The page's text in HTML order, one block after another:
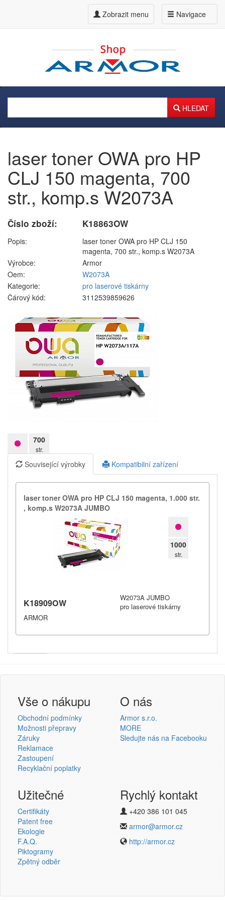
Navigace
Zobrazit menu
HLEDAT
laser toner OWA pro HP
CLJ 150 magenta, 700
str., komp.s W2073A
Číslo zboží: K18863OW
Popis:
laser toner OWA pro HP CLJ 150
magenta, 700 str., komp.s W2073A
Výrobce:
Armor
Oem:
W2073A
Kategorie:
pro laserové tiskárny
Čárový kód:
3112539859626
700
str.
Související výrobky Kompatibilní zařízení
laser toner OWA pro HP CLJ 150 magenta,​ 1.​000 str.​
,​ komp.​s W2073A JUMBO
1000
str.
K18909OW
ARMOR
W2073A JUMBO
pro laserové tiskárny
Přihlásit se
Nová registrace
Termotransferové pásky
v novém e-shopu
Vše o nákupu
Obchodní podmínky
Možnosti přepravy
Záruky
Reklamace
Zastoupení
Recyklační poplatky
O nás
Armor s.r.o.
MORE
Sledujte nás na Facebooku
Užitečné
Certifikáty
Patent free
Ekologie
F.A.Q.
Piktogramy
Zpětný odběr
Rychlý kontakt
+420 386 101 045
armor@armor.cz
http://armor.cz